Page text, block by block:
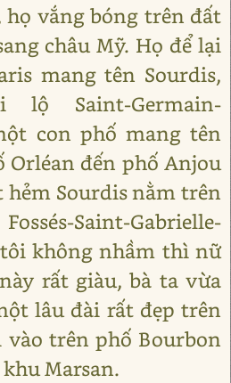
họ vắng bóng trên đất
châu Mỹ. Họ để lại
mang tên Sourdis,
Saint-Germain-
con phố mang tên
Orléan đến phố Anjou
hẻm Sourdis nằm trên
Saint-Gabrielle-
không nhầm thì nữ
rất giàu, bà ta vừa
lâu đài rất đẹp trên
vào trên phố Bourbon
Marsan.